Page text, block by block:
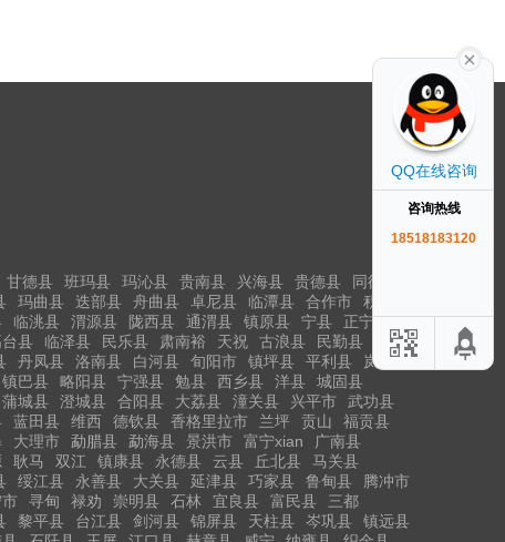
甘德县 班玛县 玛沁县 贵南县 兴海县 贵德县
同德县
玛曲县 迭部县 舟曲县 卓尼县 临潭县 合作市
积石山
临洮县 渭源县 陇西县 通渭县 镇原县 宁县
正宁县
台县 临泽县 民乐县 肃南裕 天祝 古浪县
民勤县
丹凤县 洛南县 白河县 旬阳市 镇坪县 平利县
岚皋县
镇巴县 略阳县 宁强县 勉县 西乡县 洋县
城固县
蒲城县 澄城县 合阳县 大荔县 潼关县 兴平市
武功县
蓝田县 维西 德钦县 香格里拉市 兰坪 贡山
福贡县
大理市 勐腊县 勐海县 景洪市 富宁xian
广南县
耿马 双江 镇康县 永德县 云县 丘北县
马关县
绥江县 永善县 大关县 延津县 巧家县 鲁甸县
腾冲市
寻甸 禄劝 崇明县 石林 宜良县 富民县
三都
黎平县 台江县 剑河县 锦屏县 天柱县 岑巩县
镇远县
QQ在线咨询
咨询热线
18518183120